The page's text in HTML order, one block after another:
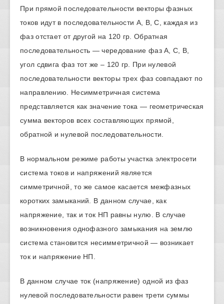
При прямой последовательности векторы фазных
токов идут в последовательности А, В, С, каждая из
фаз отстает от другой на 120 гр. Обратная
последовательность — чередование фаз А, С, В,
угол сдвига фаз тот же – 120 гр. При нулевой
последовательности векторы трех фаз совпадают по
направлению. Несимметричная система
представляется как значение тока — геометрическая
сумма векторов всех составляющих прямой,
обратной и нулевой последовательности.
В нормальном режиме работы участка электросети
система токов и напряжений является
симметричной, то же самое касается межфазных
коротких замыканий. В данном случае, как
напряжение, так и ток НП равны нулю. В случае
возникновения однофазного замыкания на землю
система становится несимметричной — возникает
ток и напряжение НП.
В данном случае ток (напряжение) одной из фаз
нулевой последовательности равен трети суммы